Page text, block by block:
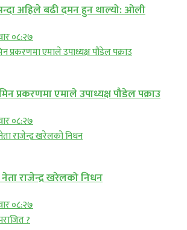
अहिले बढी दमन हुन थाल्यो: ओली
०८:२७
प्रकरणमा एमाले उपाध्यक्ष पौडेल पक्राउ
०८:२७
नेता राजेन्द्र खरेलको निधन
०८:२७